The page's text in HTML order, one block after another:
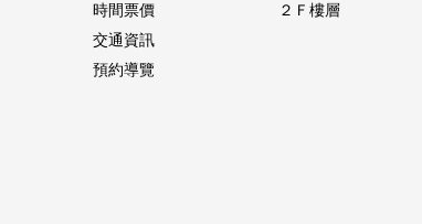
時間票價
交通資訊
預約導覽
２Ｆ樓層